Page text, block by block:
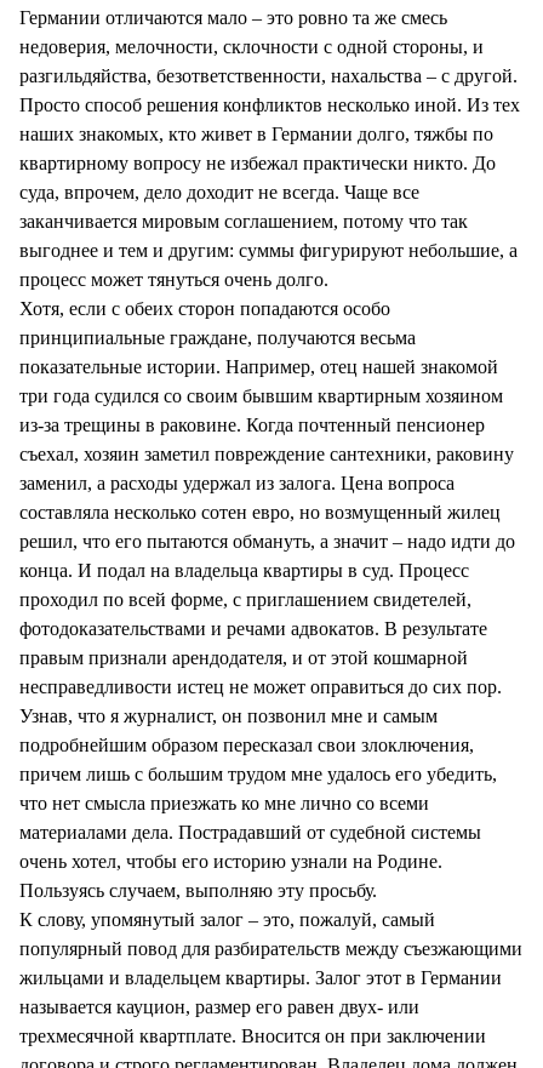
Германии отличаются мало – это ровно та же смесь
недоверия, мелочности, склочности с одной стороны, и
разгильдяйства, безответственности, нахальства – с другой.
Просто способ решения конфликтов несколько иной. Из тех
наших знакомых, кто живет в Германии долго, тяжбы по
квартирному вопросу не избежал практически никто. До
суда, впрочем, дело доходит не всегда. Чаще все
заканчивается мировым соглашением, потому что так
выгоднее и тем и другим: суммы фигурируют небольшие, а
процесс может тянуться очень долго.
Хотя, если с обеих сторон попадаются особо
принципиальные граждане, получаются весьма
показательные истории. Например, отец нашей знакомой
три года судился со своим бывшим квартирным хозяином
из-за трещины в раковине. Когда почтенный пенсионер
съехал, хозяин заметил повреждение сантехники, раковину
заменил, а расходы удержал из залога. Цена вопроса
составляла несколько сотен евро, но возмущенный жилец
решил, что его пытаются обмануть, а значит – надо идти до
конца. И подал на владельца квартиры в суд. Процесс
проходил по всей форме, с приглашением свидетелей,
фотодоказательствами и речами адвокатов. В результате
правым признали арендодателя, и от этой кошмарной
несправедливости истец не может оправиться до сих пор.
Узнав, что я журналист, он позвонил мне и самым
подробнейшим образом пересказал свои злоключения,
причем лишь с большим трудом мне удалось его убедить,
что нет смысла приезжать ко мне лично со всеми
материалами дела. Пострадавший от судебной системы
очень хотел, чтобы его историю узнали на Родине.
Пользуясь случаем, выполняю эту просьбу.
К слову, упомянутый залог – это, пожалуй, самый
популярный повод для разбирательств между съезжающими
жильцами и владельцем квартиры. Залог этот в Германии
называется кауцион, размер его равен двух- или
трехмесячной квартплате. Вносится он при заключении